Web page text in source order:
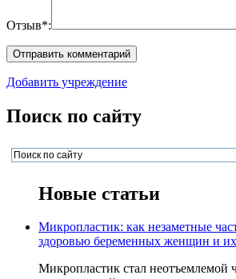
Отзыв*:
Добавить учреждение
Поиск по сайту
Новые статьи
Микропластик: как незаметные
здоровью беременных женщин и их
Микропластик стал неотъемлемой